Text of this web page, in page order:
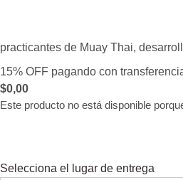
practicantes de Muay Thai,
15% OFF pagando con
$0,00
Este producto no está disponible
Selecciona el lugar de entrega